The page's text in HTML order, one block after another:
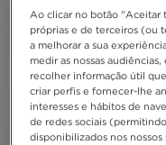
Ao clicar no botão "Aceitar
próprias e de terceiros (ou
a melhorar a sua
medir as nossas
recolher informação útil
criar perfis e fornecer-lhe
interesses e hábitos de
de redes sociais
disponibilizados nos nossos